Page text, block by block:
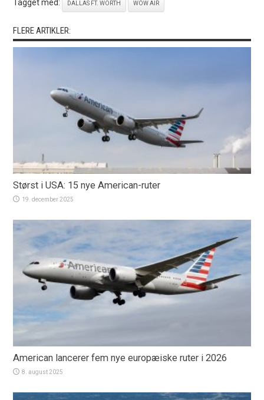
Tagget med: DALLAS FT. WORTH WOW AIR
FLERE ARTIKLER:
Størst i USA: 15 nye American-ruter
19. december 2025
American lancerer fem nye europæiske ruter i 2026
8. august 2025